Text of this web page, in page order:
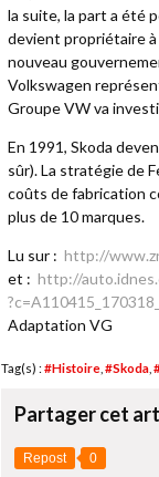
la suite, la part a été
devient propriétaire à
nouveau
Volkswagen
Groupe VW va
En 1991, Skoda
sûr). La stratégie de
coûts de fabrication
plus de 10 marques.
Lu sur : http://
et : http://
Adaptation VG
Tag(s) : #Histoire #Skoda
Partager cet
Repost 0